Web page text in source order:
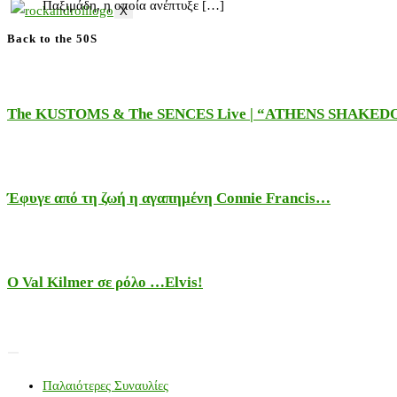
X
Παξιμάδη, η οποία ανέπτυξε […]
Back to the 50S
The KUSTOMS & The SENCES Live | “ATHENS
Έφυγε από τη ζωή η αγαπημένη Connie Francis…
Ο Val Kilmer σε ρόλο …Elvis!
Παλαιότερες Συναυλίες